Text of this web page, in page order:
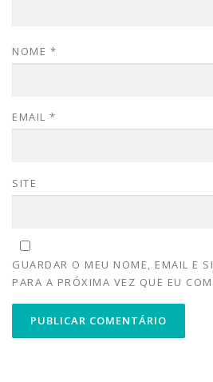
NOME *
EMAIL *
SITE
GUARDAR O MEU NOME, EMAIL E
PARA A PRÓXIMA VEZ QUE EU